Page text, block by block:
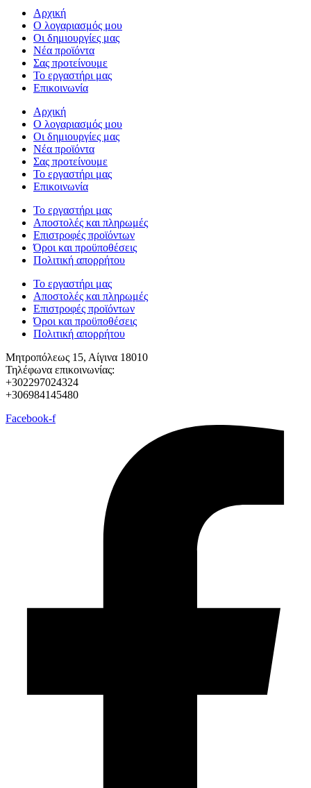
Αρχική
Ο λογαριασμός μου
Οι δημιουργίες μας
Νέα προϊόντα
Σας προτείνουμε
Το εργαστήρι μας
Επικοινωνία
Αρχική
Ο λογαριασμός μου
Οι δημιουργίες μας
Νέα προϊόντα
Σας προτείνουμε
Το εργαστήρι μας
Επικοινωνία
Το εργαστήρι μας
Αποστολές και πληρωμές
Επιστροφές προϊόντων
Όροι και προϋποθέσεις
Πολιτική απορρήτου
Το εργαστήρι μας
Αποστολές και πληρωμές
Επιστροφές προϊόντων
Όροι και προϋποθέσεις
Πολιτική απορρήτου
Μητροπόλεως 15, Αίγινα 18010
Τηλέφωνα επικοινωνίας:
+302297024324
+306984145480
Facebook-f